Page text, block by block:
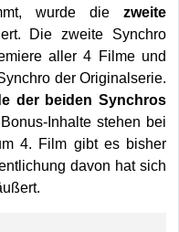
wurde diezweite
Die zweite Synchro
aller 4 Filme und
der Originalserie.
der beiden Synchros
Inhalte stehen bei
4. Film gibt es bisher
davon hat sich